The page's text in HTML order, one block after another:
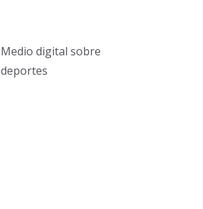
Medio digital sobre
deportes